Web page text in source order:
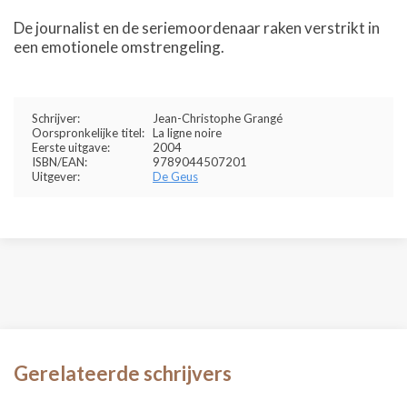
De journalist en de seriemoordenaar raken verstrikt in
een emotionele omstrengeling.
Schrijver:
Jean-Christophe Grangé
Oorspronkelijke titel: La ligne noire
Eerste uitgave:
2004
ISBN/EAN:
9789044507201
Uitgever:
De Geus
Gerelateerde schrijvers